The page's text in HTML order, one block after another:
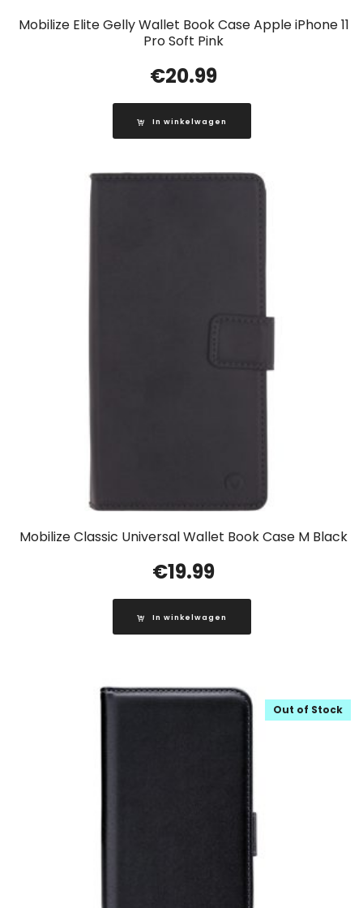
Mobilize Elite Gelly Wallet Book Case Apple iPhone 11
Pro Soft Pink
€20.99
In winkelwagen
Mobilize Classic Universal Wallet Book Case M Black
€19.99
In winkelwagen
Out of Stock